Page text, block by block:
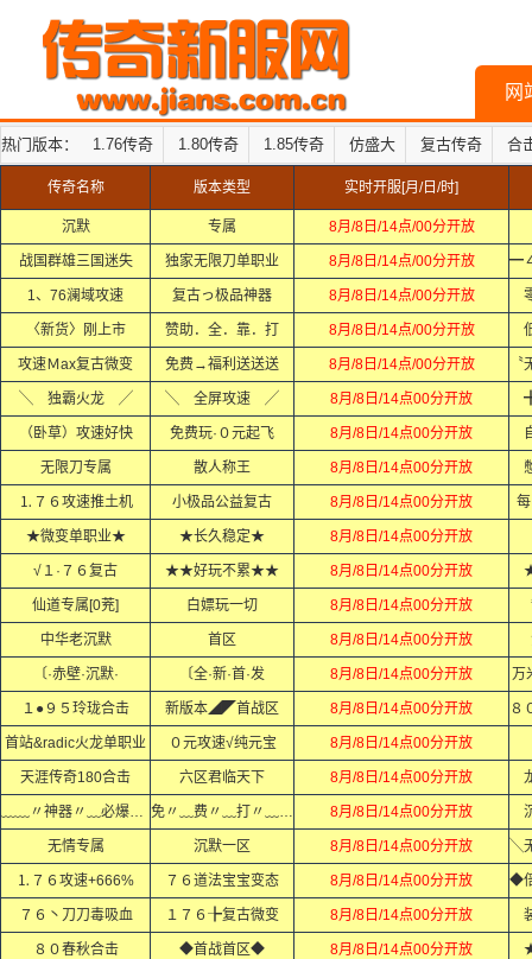
网
热门版本： 1.76传奇 1.80传奇 1.85传奇 仿盛大 复古传奇 合
传奇名称 版本类型 实时开服[月/日/时]
沉默 专属 8月/8日/14点/00分开放
战国群雄三国迷失 独家无限刀单职业 8月/8日/14点/00分开放
1、76澜域攻速 复古っ极品神器 8月/8日/14点/00分开放
〈新货〉刚上市 赞助．全．靠．打 8月/8日/14点/00分开放
攻速Ｍax复古微变 免费→福利送送送 8月/8日/14点/00分开放
╲ 独霸火龙 ╱ ╲ 全屏攻速 ╱ 8月/8日/14点00分开放
（卧草）攻速好快 免费玩·０元起飞 8月/8日/14点00分开放
无限刀专属 散人称王 8月/8日/14点00分开放
⒈７６攻速推土机 小极品公益复古 8月/8日/14点00分开放
★微变单职业★ ★长久稳定★ 8月/8日/14点00分开放
√１·７６复古 ★★好玩不累★★ 8月/8日/14点00分开放
仙道专属[0茺] 白嫖玩一切 8月/8日/14点00分开放
中华老沉默 首区 8月/8日/14点00分开放
〔·赤壁·沉默· 〔全·新·首·发 8月/8日/14点00分开放 万
１●９５玲珑合击 新版本◢◤首战区 8月/8日/14点00分开放
首站&radic火龙单职业 ０元攻速√纯元宝 8月/8日/14点00分开放
天涯传奇180合击 六区君临天下 8月/8日/14点00分开放
﹏﹏〃神器〃﹏必爆〃充值﹏﹏ 免〃﹏费〃﹏打〃﹏顶〃﹏赞〃 8月/8日/14点00分开放
无情专属 沉默一区 8月/8日/14点00分开放
⒈７６攻速+666% ７６道法宝宝变态 8月/8日/14点00分开放
７６丶刀刀毒吸血 １７６╊复古微变 8月/8日/14点00分开放
８０春秋合击 ◆首战首区◆ 8月/8日/14点00分开放